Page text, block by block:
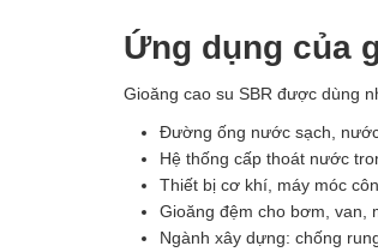
Ứng dụng của
Gioăng cao su SBR được dùng
Đường ống nước sạch,
Hệ thống cấp thoát nước
Thiết bị cơ khí, máy móc
Gioăng đệm cho bơm, van,
Ngành xây dựng: chống